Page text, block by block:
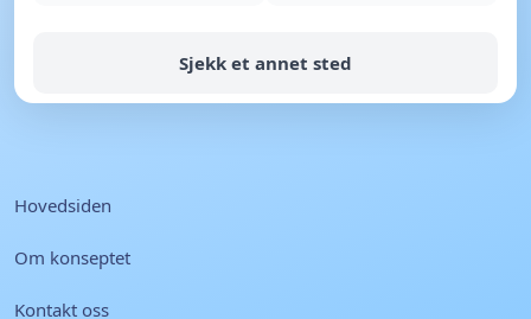
Sjekk et annet sted
Hovedsiden
Om konseptet
Kontakt oss